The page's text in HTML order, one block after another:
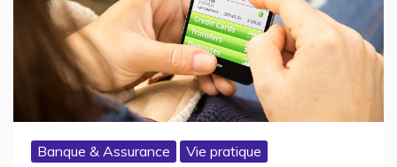
Banque & Assurance Vie pratique